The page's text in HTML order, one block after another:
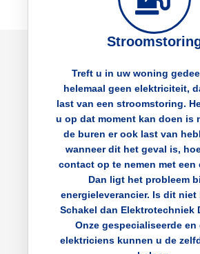
Treft u in uw woning
helemaal geen elektriciteit,
last van een stroomstoring.
u op dat moment kan doen is
de buren er ook last van
wanneer dit het geval is,
contact op te nemen met een
Dan ligt het probleem
energieleverancier. Is dit niet
Schakel dan Elektrotechniek
Onze gespecialiseerde en
elektriciens kunnen u de